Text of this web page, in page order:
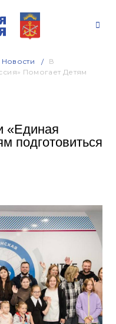
Новости
В
Помогает Детям
«Единая
подготовиться